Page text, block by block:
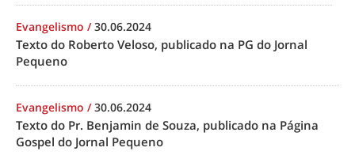
Evangelismo /30.06.2024
Texto do Roberto Veloso, publicado na PG do Jornal
Pequeno
Evangelismo /30.06.2024
Texto do Pr. Benjamin de Souza, publicado na Página
Gospel do Jornal Pequeno